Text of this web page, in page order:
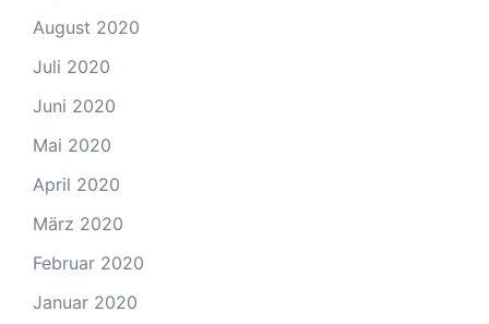
August 2020
Juli 2020
Juni 2020
Mai 2020
April 2020
März 2020
Februar 2020
Januar 2020